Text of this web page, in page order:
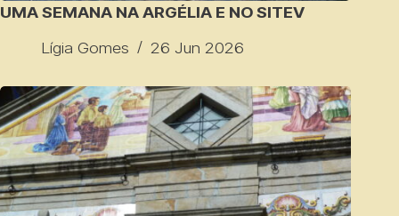
UMA SEMANA NA ARGÉLIA E NO SITEV
Lígia Gomes
26 Jun 2026